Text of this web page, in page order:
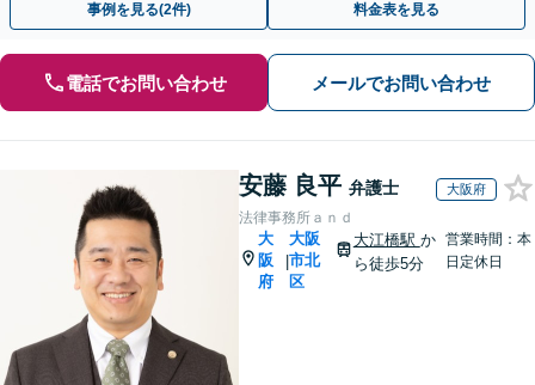
事例を見る(2件) 料金表を見る
電話でお問い合わせ メールでお問い合わせ
安藤 良平 弁護士 大阪府
法律事務所ａｎｄ
大
阪
府
|
大阪
市北
区
大江橋駅 か
ら徒歩5分
営業時間：本
日定休日